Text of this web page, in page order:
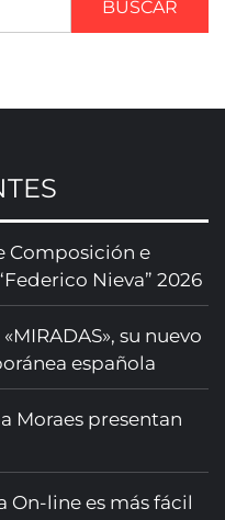
Composición e
Nieva” 2026
su nuevo
española
Moraes presentan
On-line es más fácil